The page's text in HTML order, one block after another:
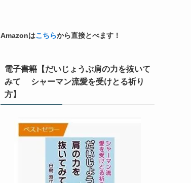
Amazonはこちらから直接とべます！
電子書籍【だいじょうぶ肩の力を抜いて
みて シャーマン流愛を受けとる祈り
方】